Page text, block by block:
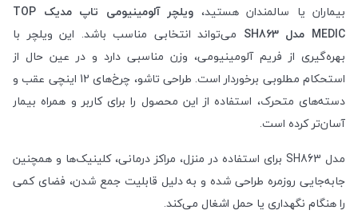
بیماران یا سالمندان هستید،
ویلچر آلومینیومی تاپ مدیک TOP
MEDIC مدل SH863
می‌تواند انتخابی مناسب باشد. این ویلچر با
بهره‌گیری از فریم آلومینیومی، وزن مناسبی دارد و در عین حال از
استحکام مطلوبی برخوردار است. طراحی تاشو، چرخ‌های 12 اینچی عقب و
دسته‌های متحرک، استفاده از این محصول را برای کاربر و همراه بیمار
آسان‌تر کرده است.
مدل SH863 برای استفاده در منزل، مراکز درمانی، کلینیک‌ها و همچنین
جابه‌جایی روزمره طراحی شده و به دلیل قابلیت جمع شدن، فضای کمی
را هنگام نگهداری یا حمل اشغال می‌کند.